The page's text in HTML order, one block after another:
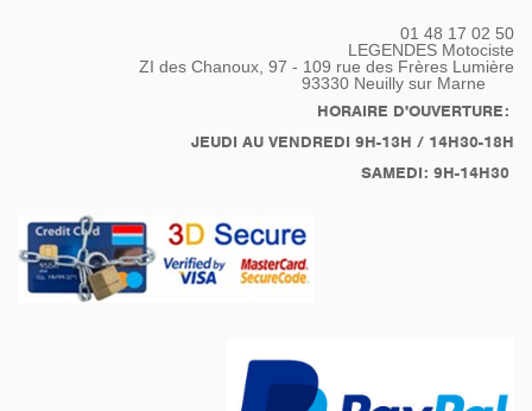
freinage avec purge
huile
Remplacement complet
de l'embrayage ainsi que
du système de tige de
01 48 17 02 50
LEGENDES Motociste
ZI des Chanoux, 97 - 109 rue des Frères Lumière
93330 Neuilly sur Marne
HORAIRE D'OUVERTURE:
JEUDI AU VENDREDI 9H-13H / 14H30-18H
SAMEDI: 9H-14H30